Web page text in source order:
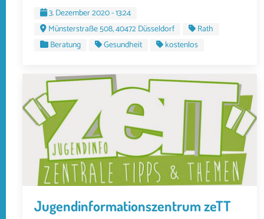
3. Dezember 2020 - 13:24
Münsterstraße 508, 40472 Düsseldorf
Rath
Beratung
Gesundheit kostenlos
Jugendinformationszentrum zeTT